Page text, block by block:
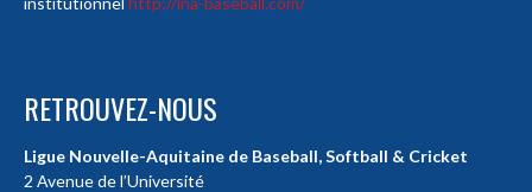
RETROUVEZ-NOUS
Ligue Nouvelle-Aquitaine de Baseball, Softball & Cricket
2 Avenue de l’Université